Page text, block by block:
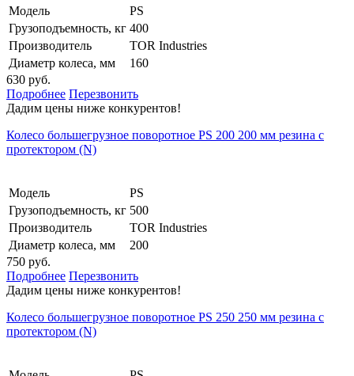
Модель
PS
Грузоподъемность, кг 400
Производитель
TOR Industries
Диаметр колеса, мм
160
630 руб.
Подробнее Перезвонить
Дадим цены ниже конкурентов!
Колесо большегрузное поворотное PS 200 200 мм резина с
протектором (N)
Модель
PS
Грузоподъемность, кг 500
Производитель
TOR Industries
Диаметр колеса, мм
200
750 руб.
Подробнее Перезвонить
Дадим цены ниже конкурентов!
Колесо большегрузное поворотное PS 250 250 мм резина с
протектором (N)